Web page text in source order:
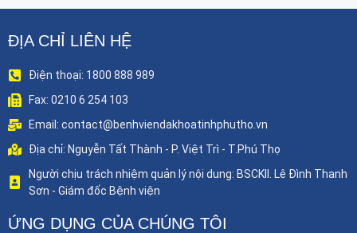
ĐỊA CHỈ LIÊN HỆ
Điện thoại: 1800 888 989
Fax: 0210 6 254 103
Email: contact@benhviendakhoatinhphutho.vn
Địa chỉ: Nguyễn Tất Thành - P. Việt Trì - T.Phú Thọ
Người chịu trách nhiệm quản lý nội dung: BSCKII. Lê Đình Thanh
Sơn - Giám đốc Bệnh viện
ỨNG DỤNG CỦA CHÚNG TÔI